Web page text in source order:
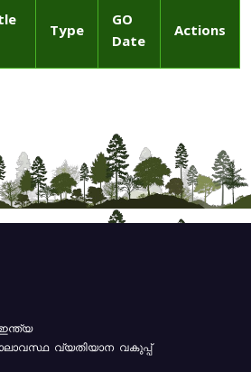
Type
GO
Date
Actions
വ്യതിയാന വകുപ്പ്